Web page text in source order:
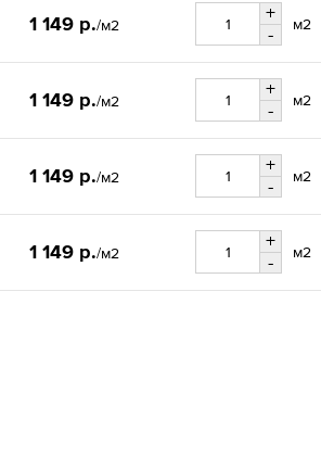
1 149 р./м2
+
-
м2
1 149 р./м2
+
-
м2
1 149 р./м2
+
-
м2
1 149 р./м2
+
-
м2